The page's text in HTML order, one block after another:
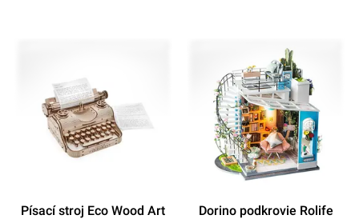
Písací stroj Eco Wood Art
Dorino podkrovie Rolife